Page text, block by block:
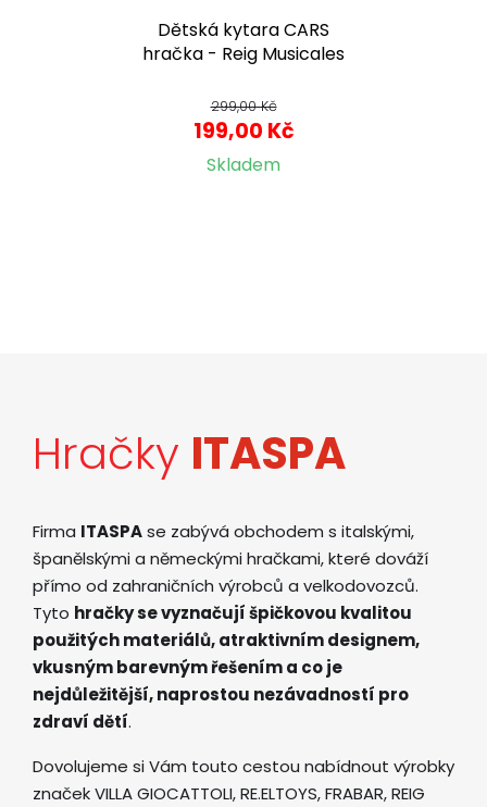
Dětská kytara CARS
hračka - Reig Musicales
299,00 Kč
199,00 Kč
Skladem
Hračky ITASPA
Firma ITASPAse zabývá obchodem s italskými,
španělskými a německými hračkami, které dováží
přímo od zahraničních výrobců a velkodovozců.
Tyto hračky se vyznačují špičkovou kvalitou
použitých materiálů, atraktivním designem,
vkusným barevným řešením a co je
nejdůležitější, naprostou nezávadností pro
zdraví dětí.
Dovolujeme si Vám touto cestou nabídnout výrobky
značek VILLA GIOCATTOLI, RE.ELTOYS, FRABAR, REIG